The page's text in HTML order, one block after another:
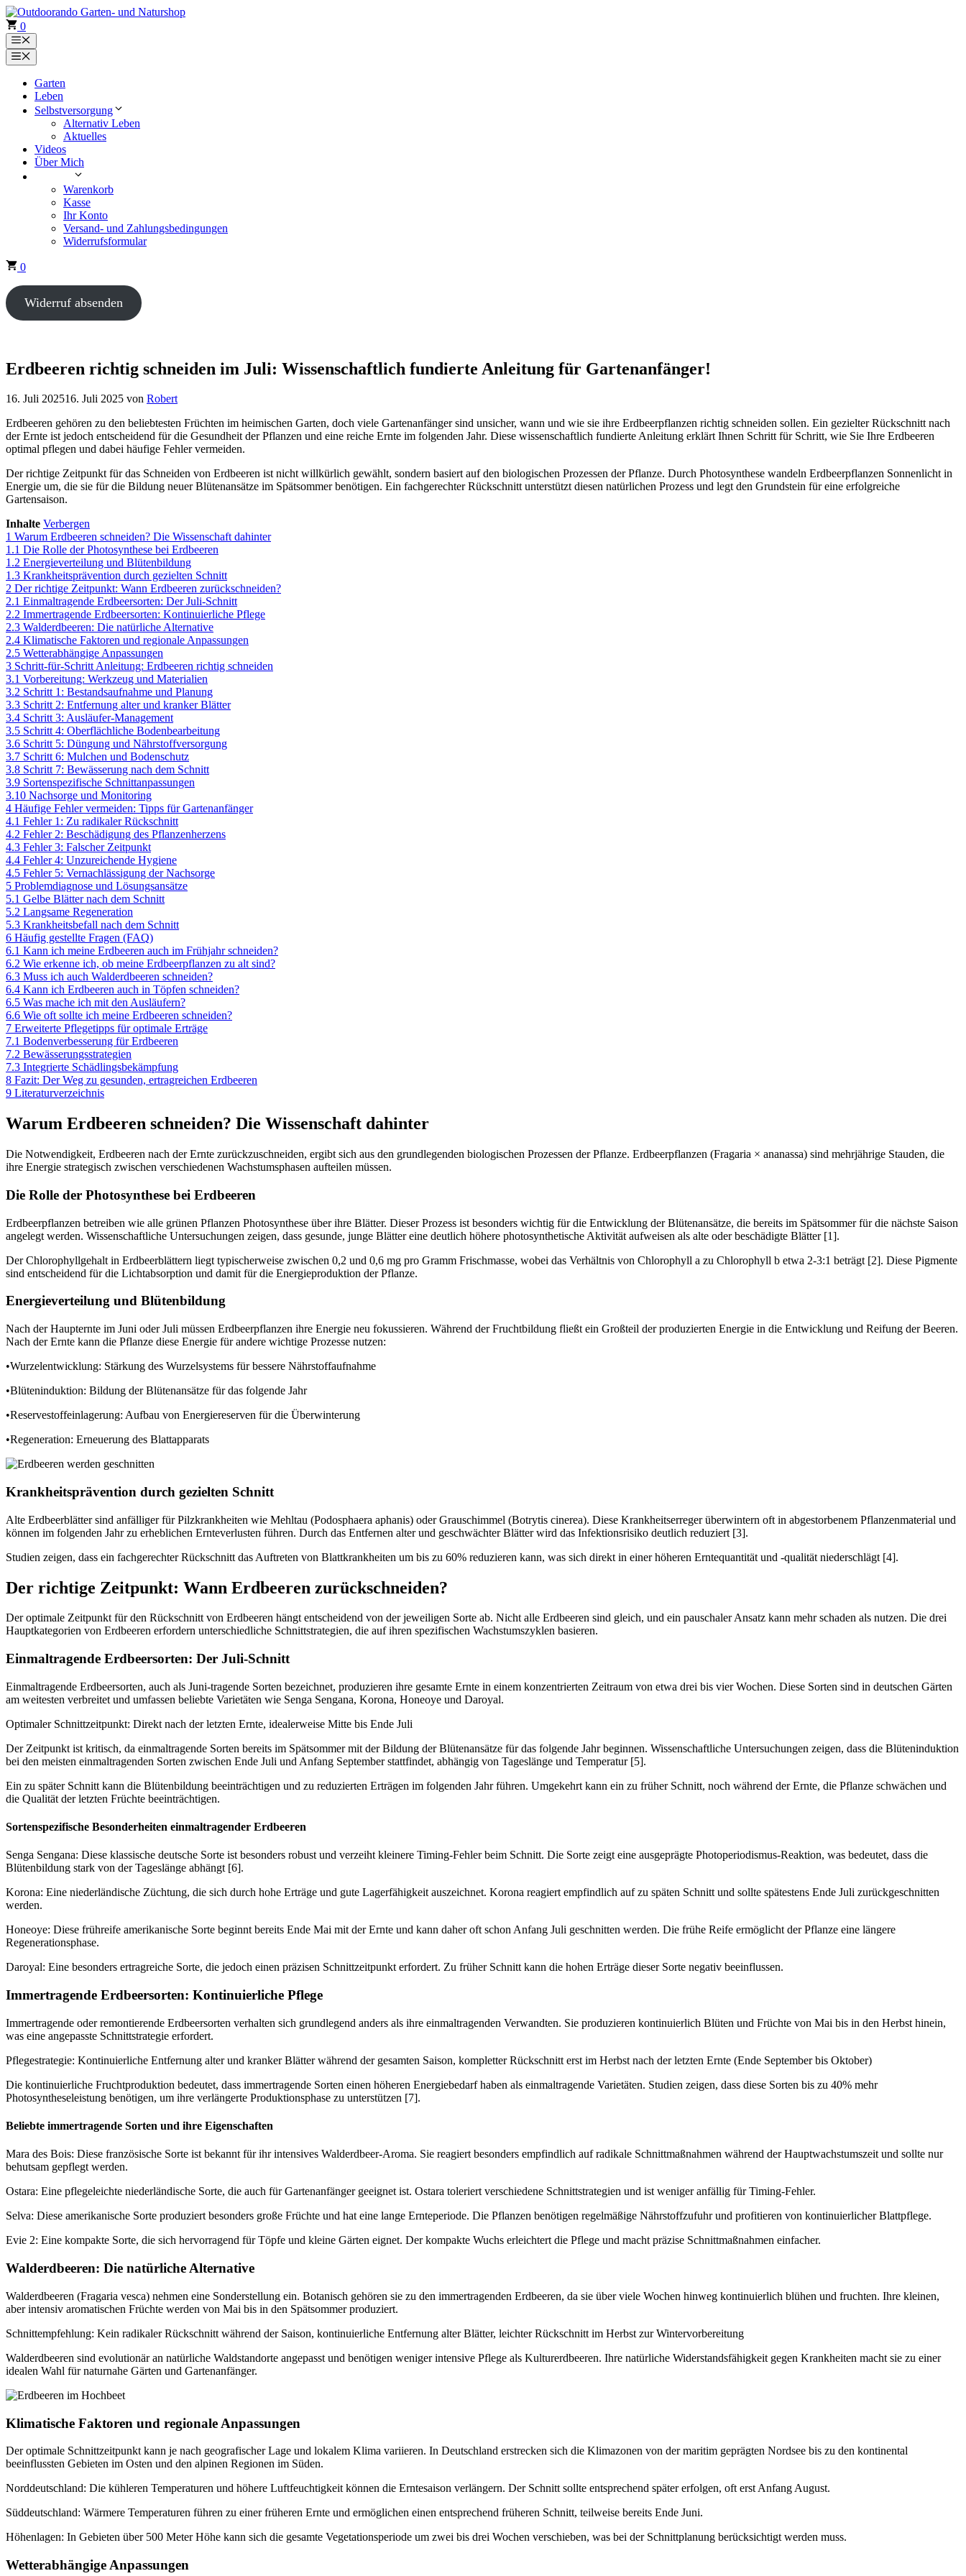
Zum
Inhalt
springen
0
Menü
Menü
Garten
Leben
Selbstversorgung
Alternativ Leben
Aktuelles
Videos
Über Mich
Warenkorb
Kasse
Ihr Konto
Versand- und Zahlungsbedingungen
Widerrufsformular
0
Widerruf absenden
Erdbeeren richtig schneiden im Juli: Wissenschaftlich fundierte Anleitung für Gartenanfänger!
16. Juli 202516. Juli 2025 von Robert
Erdbeeren gehören zu den beliebtesten Früchten im heimischen Garten, doch viele Gartenanfänger sind unsicher, wann und wie sie ihre Erdbeerpflanzen richtig schneiden sollen. Ein gezielter Rückschnitt nach
der Ernte ist jedoch entscheidend für die Gesundheit der Pflanzen und eine reiche Ernte im folgenden Jahr. Diese wissenschaftlich fundierte Anleitung erklärt Ihnen Schritt für Schritt, wie Sie Ihre Erdbeeren
optimal pflegen und dabei häufige Fehler vermeiden.
Der richtige Zeitpunkt für das Schneiden von Erdbeeren ist nicht willkürlich gewählt, sondern basiert auf den biologischen Prozessen der Pflanze. Durch Photosynthese wandeln Erdbeerpflanzen Sonnenlicht in
Energie um, die sie für die Bildung neuer Blütenansätze im Spätsommer benötigen. Ein fachgerechter Rückschnitt unterstützt diesen natürlichen Prozess und legt den Grundstein für eine erfolgreiche
Gartensaison.
Inhalte Verbergen
1 Warum Erdbeeren schneiden? Die Wissenschaft dahinter
1.1 Die Rolle der Photosynthese bei Erdbeeren
1.2 Energieverteilung und Blütenbildung
1.3 Krankheitsprävention durch gezielten Schnitt
2 Der richtige Zeitpunkt: Wann Erdbeeren zurückschneiden?
2.1 Einmaltragende Erdbeersorten: Der Juli-Schnitt
2.2 Immertragende Erdbeersorten: Kontinuierliche Pflege
2.3 Walderdbeeren: Die natürliche Alternative
2.4 Klimatische Faktoren und regionale Anpassungen
2.5 Wetterabhängige Anpassungen
3 Schritt-für-Schritt Anleitung: Erdbeeren richtig schneiden
3.1 Vorbereitung: Werkzeug und Materialien
3.2 Schritt 1: Bestandsaufnahme und Planung
3.3 Schritt 2: Entfernung alter und kranker Blätter
3.4 Schritt 3: Ausläufer-Management
3.5 Schritt 4: Oberflächliche Bodenbearbeitung
3.6 Schritt 5: Düngung und Nährstoffversorgung
3.7 Schritt 6: Mulchen und Bodenschutz
3.8 Schritt 7: Bewässerung nach dem Schnitt
3.9 Sortenspezifische Schnittanpassungen
3.10 Nachsorge und Monitoring
4 Häufige Fehler vermeiden: Tipps für Gartenanfänger
4.1 Fehler 1: Zu radikaler Rückschnitt
4.2 Fehler 2: Beschädigung des Pflanzenherzens
4.3 Fehler 3: Falscher Zeitpunkt
4.4 Fehler 4: Unzureichende Hygiene
4.5 Fehler 5: Vernachlässigung der Nachsorge
5 Problemdiagnose und Lösungsansätze
5.1 Gelbe Blätter nach dem Schnitt
5.2 Langsame Regeneration
5.3 Krankheitsbefall nach dem Schnitt
6 Häufig gestellte Fragen (FAQ)
6.1 Kann ich meine Erdbeeren auch im Frühjahr schneiden?
6.2 Wie erkenne ich, ob meine Erdbeerpflanzen zu alt sind?
6.3 Muss ich auch Walderdbeeren schneiden?
6.4 Kann ich Erdbeeren auch in Töpfen schneiden?
6.5 Was mache ich mit den Ausläufern?
6.6 Wie oft sollte ich meine Erdbeeren schneiden?
7 Erweiterte Pflegetipps für optimale Erträge
7.1 Bodenverbesserung für Erdbeeren
7.2 Bewässerungsstrategien
7.3 Integrierte Schädlingsbekämpfung
8 Fazit: Der Weg zu gesunden, ertragreichen Erdbeeren
9 Literaturverzeichnis
Warum Erdbeeren schneiden? Die Wissenschaft dahinter
Die Notwendigkeit, Erdbeeren nach der Ernte zurückzuschneiden, ergibt sich aus den grundlegenden biologischen Prozessen der Pflanze. Erdbeerpflanzen (Fragaria × ananassa) sind mehrjährige Stauden, die
ihre Energie strategisch zwischen verschiedenen Wachstumsphasen aufteilen müssen.
Die Rolle der Photosynthese bei Erdbeeren
Erdbeerpflanzen betreiben wie alle grünen Pflanzen Photosynthese über ihre Blätter. Dieser Prozess ist besonders wichtig für die Entwicklung der Blütenansätze, die bereits im Spätsommer für die nächste Saison
angelegt werden. Wissenschaftliche Untersuchungen zeigen, dass gesunde, junge Blätter eine deutlich höhere photosynthetische Aktivität aufweisen als alte oder beschädigte Blätter [1].
Der Chlorophyllgehalt in Erdbeerblättern liegt typischerweise zwischen 0,2 und 0,6 mg pro Gramm Frischmasse, wobei das Verhältnis von Chlorophyll a zu Chlorophyll b etwa 2-3:1 beträgt [2]. Diese Pigmente
sind entscheidend für die Lichtabsorption und damit für die Energieproduktion der Pflanze.
Energieverteilung und Blütenbildung
Nach der Haupternte im Juni oder Juli müssen Erdbeerpflanzen ihre Energie neu fokussieren. Während der Fruchtbildung fließt ein Großteil der produzierten Energie in die Entwicklung und Reifung der Beeren.
Nach der Ernte kann die Pflanze diese Energie für andere wichtige Prozesse nutzen:
•Wurzelentwicklung: Stärkung des Wurzelsystems für bessere Nährstoffaufnahme
•Blüteninduktion: Bildung der Blütenansätze für das folgende Jahr
•Reservestoffeinlagerung: Aufbau von Energiereserven für die Überwinterung
•Regeneration: Erneuerung des Blattapparats
Krankheitsprävention durch gezielten Schnitt
Alte Erdbeerblätter sind anfälliger für Pilzkrankheiten wie Mehltau (Podosphaera aphanis) oder Grauschimmel (Botrytis cinerea). Diese Krankheitserreger überwintern oft in abgestorbenem Pflanzenmaterial und
können im folgenden Jahr zu erheblichen Ernteverlusten führen. Durch das Entfernen alter und geschwächter Blätter wird das Infektionsrisiko deutlich reduziert [3].
Studien zeigen, dass ein fachgerechter Rückschnitt das Auftreten von Blattkrankheiten um bis zu 60% reduzieren kann, was sich direkt in einer höheren Erntequantität und -qualität niederschlägt [4].
Der richtige Zeitpunkt: Wann Erdbeeren zurückschneiden?
Der optimale Zeitpunkt für den Rückschnitt von Erdbeeren hängt entscheidend von der jeweiligen Sorte ab. Nicht alle Erdbeeren sind gleich, und ein pauschaler Ansatz kann mehr schaden als nutzen. Die drei
Hauptkategorien von Erdbeeren erfordern unterschiedliche Schnittstrategien, die auf ihren spezifischen Wachstumszyklen basieren.
Einmaltragende Erdbeersorten: Der Juli-Schnitt
Einmaltragende Erdbeersorten, auch als Juni-tragende Sorten bezeichnet, produzieren ihre gesamte Ernte in einem konzentrierten Zeitraum von etwa drei bis vier Wochen. Diese Sorten sind in deutschen Gärten
am weitesten verbreitet und umfassen beliebte Varietäten wie Senga Sengana, Korona, Honeoye und Daroyal.
Optimaler Schnittzeitpunkt: Direkt nach der letzten Ernte, idealerweise Mitte bis Ende Juli
Der Zeitpunkt ist kritisch, da einmaltragende Sorten bereits im Spätsommer mit der Bildung der Blütenansätze für das folgende Jahr beginnen. Wissenschaftliche Untersuchungen zeigen, dass die Blüteninduktion
bei den meisten einmaltragenden Sorten zwischen Ende Juli und Anfang September stattfindet, abhängig von Tageslänge und Temperatur [5].
Ein zu später Schnitt kann die Blütenbildung beeinträchtigen und zu reduzierten Erträgen im folgenden Jahr führen. Umgekehrt kann ein zu früher Schnitt, noch während der Ernte, die Pflanze schwächen und
die Qualität der letzten Früchte beeinträchtigen.
Sortenspezifische Besonderheiten einmaltragender Erdbeeren
Senga Sengana: Diese klassische deutsche Sorte ist besonders robust und verzeiht kleinere Timing-Fehler beim Schnitt. Die Sorte zeigt eine ausgeprägte Photoperiodismus-Reaktion, was bedeutet, dass die
Blütenbildung stark von der Tageslänge abhängt [6].
Korona: Eine niederländische Züchtung, die sich durch hohe Erträge und gute Lagerfähigkeit auszeichnet. Korona reagiert empfindlich auf zu späten Schnitt und sollte spätestens Ende Juli zurückgeschnitten
werden.
Honeoye: Diese frühreife amerikanische Sorte beginnt bereits Ende Mai mit der Ernte und kann daher oft schon Anfang Juli geschnitten werden. Die frühe Reife ermöglicht der Pflanze eine längere
Regenerationsphase.
Daroyal: Eine besonders ertragreiche Sorte, die jedoch einen präzisen Schnittzeitpunkt erfordert. Zu früher Schnitt kann die hohen Erträge dieser Sorte negativ beeinflussen.
Immertragende Erdbeersorten: Kontinuierliche Pflege
Immertragende oder remontierende Erdbeersorten verhalten sich grundlegend anders als ihre einmaltragenden Verwandten. Sie produzieren kontinuierlich Blüten und Früchte von Mai bis in den Herbst hinein,
was eine angepasste Schnittstrategie erfordert.
Pflegestrategie: Kontinuierliche Entfernung alter und kranker Blätter während der gesamten Saison, kompletter Rückschnitt erst im Herbst nach der letzten Ernte (Ende September bis Oktober)
Die kontinuierliche Fruchtproduktion bedeutet, dass immertragende Sorten einen höheren Energiebedarf haben als einmaltragende Varietäten. Studien zeigen, dass diese Sorten bis zu 40% mehr
Photosyntheseleistung benötigen, um ihre verlängerte Produktionsphase zu unterstützen [7].
Beliebte immertragende Sorten und ihre Eigenschaften
Mara des Bois: Diese französische Sorte ist bekannt für ihr intensives Walderdbeer-Aroma. Sie reagiert besonders empfindlich auf radikale Schnittmaßnahmen während der Hauptwachstumszeit und sollte nur
behutsam gepflegt werden.
Ostara: Eine pflegeleichte niederländische Sorte, die auch für Gartenanfänger geeignet ist. Ostara toleriert verschiedene Schnittstrategien und ist weniger anfällig für Timing-Fehler.
Selva: Diese amerikanische Sorte produziert besonders große Früchte und hat eine lange Ernteperiode. Die Pflanzen benötigen regelmäßige Nährstoffzufuhr und profitieren von kontinuierlicher Blattpflege.
Evie 2: Eine kompakte Sorte, die sich hervorragend für Töpfe und kleine Gärten eignet. Der kompakte Wuchs erleichtert die Pflege und macht präzise Schnittmaßnahmen einfacher.
Walderdbeeren: Die natürliche Alternative
Walderdbeeren (Fragaria vesca) nehmen eine Sonderstellung ein. Botanisch gehören sie zu den immertragenden Erdbeeren, da sie über viele Wochen hinweg kontinuierlich blühen und fruchten. Ihre kleinen,
aber intensiv aromatischen Früchte werden von Mai bis in den Spätsommer produziert.
Schnittempfehlung: Kein radikaler Rückschnitt während der Saison, kontinuierliche Entfernung alter Blätter, leichter Rückschnitt im Herbst zur Wintervorbereitung
Walderdbeeren sind evolutionär an natürliche Waldstandorte angepasst und benötigen weniger intensive Pflege als Kulturerdbeeren. Ihre natürliche Widerstandsfähigkeit gegen Krankheiten macht sie zu einer
idealen Wahl für naturnahe Gärten und Gartenanfänger.
Klimatische Faktoren und regionale Anpassungen
Der optimale Schnittzeitpunkt kann je nach geografischer Lage und lokalem Klima variieren. In Deutschland erstrecken sich die Klimazonen von der maritim geprägten Nordsee bis zu den kontinental
beeinflussten Gebieten im Osten und den alpinen Regionen im Süden.
Norddeutschland: Die kühleren Temperaturen und höhere Luftfeuchtigkeit können die Erntesaison verlängern. Der Schnitt sollte entsprechend später erfolgen, oft erst Anfang August.
Süddeutschland: Wärmere Temperaturen führen zu einer früheren Ernte und ermöglichen einen entsprechend früheren Schnitt, teilweise bereits Ende Juni.
Höhenlagen: In Gebieten über 500 Meter Höhe kann sich die gesamte Vegetationsperiode um zwei bis drei Wochen verschieben, was bei der Schnittplanung berücksichtigt werden muss.
Wetterabhängige Anpassungen